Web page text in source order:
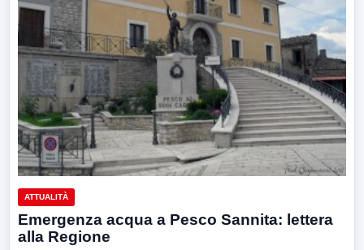
ATTUALITÀ
Emergenza acqua a Pesco Sannita: lettera
alla Regione